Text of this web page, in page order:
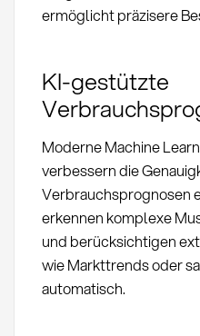
ermöglicht präzisere
KI-gestützte
Moderne Machine
verbessern die
Verbrauchsprognosen
erkennen komplexe
und berücksichtigen
wie Markttrends oder
automatisch.